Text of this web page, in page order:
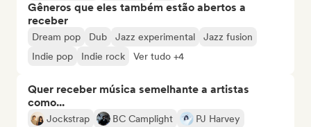
Gêneros que eles também estão abertos a
receber
Dream pop Dub Jazz experimental
Jazz fusion
Indie pop
Indie rock Ver tudo +4
Quer receber música semelhante a artistas
como...
Jockstrap BC Camplight
PJ Harvey